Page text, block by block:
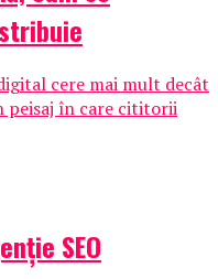
cere mai mult decât
peisaj în care cititorii
SEO